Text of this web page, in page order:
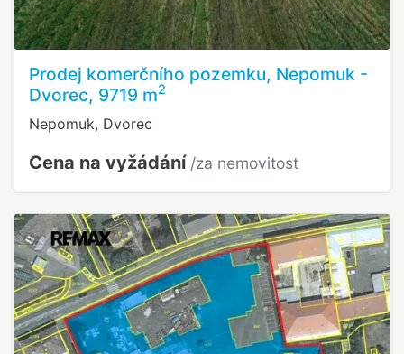
Prodej komerčního pozemku, Nepomuk -
Dvorec, 9719 m2
Nepomuk, Dvorec
Cena na vyžádání /za nemovitost